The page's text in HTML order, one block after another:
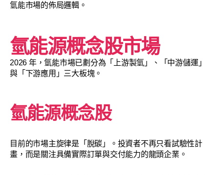
氫能市場的佈局邏輯。
氫能源概念股市場
2026 年，氫能市場已劃分為「上游製氫」、「中游儲運」
與「下游應用」三大板塊。
氫能源概念股
目前的市場主旋律是「脫碳」。投資者不再只看試驗性計
畫，而是關注具備實際訂單與交付能力的龍頭企業。